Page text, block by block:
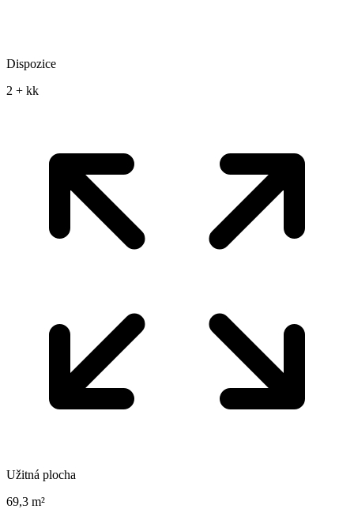
Dispozice
2 + kk
Užitná plocha
69,3 m²